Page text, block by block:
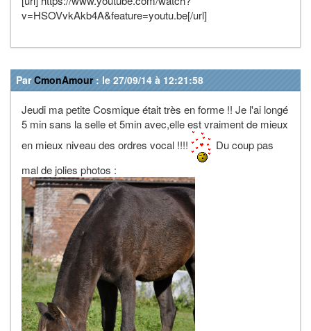
v=HSOVvkAkb4A&feature=youtu.be[/url]
ParCmonAmour: le 27/09/14 à 12:21:58
Jeudi ma petite Cosmique était très en forme !! Je l'ai longé
5 min sans la selle et 5min avec,elle est vraiment de mieux
en mieux niveau des ordres vocal !!!!
Du coup pas
mal de jolies photos :